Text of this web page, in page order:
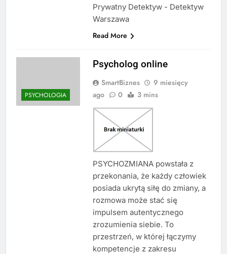
Prywatny Detektyw - Detektyw
Warszawa
Read More
PSYCHOLOGIA
Psycholog online
SmartBiznes
9 miesięcy
ago
0 3 mins
PSYCHOZMIANA powstała z
przekonania, że każdy człowiek
posiada ukrytą siłę do zmiany, a
rozmowa może stać się
impulsem autentycznego
zrozumienia siebie. To
przestrzeń, w której łączymy
kompetencje z zakresu